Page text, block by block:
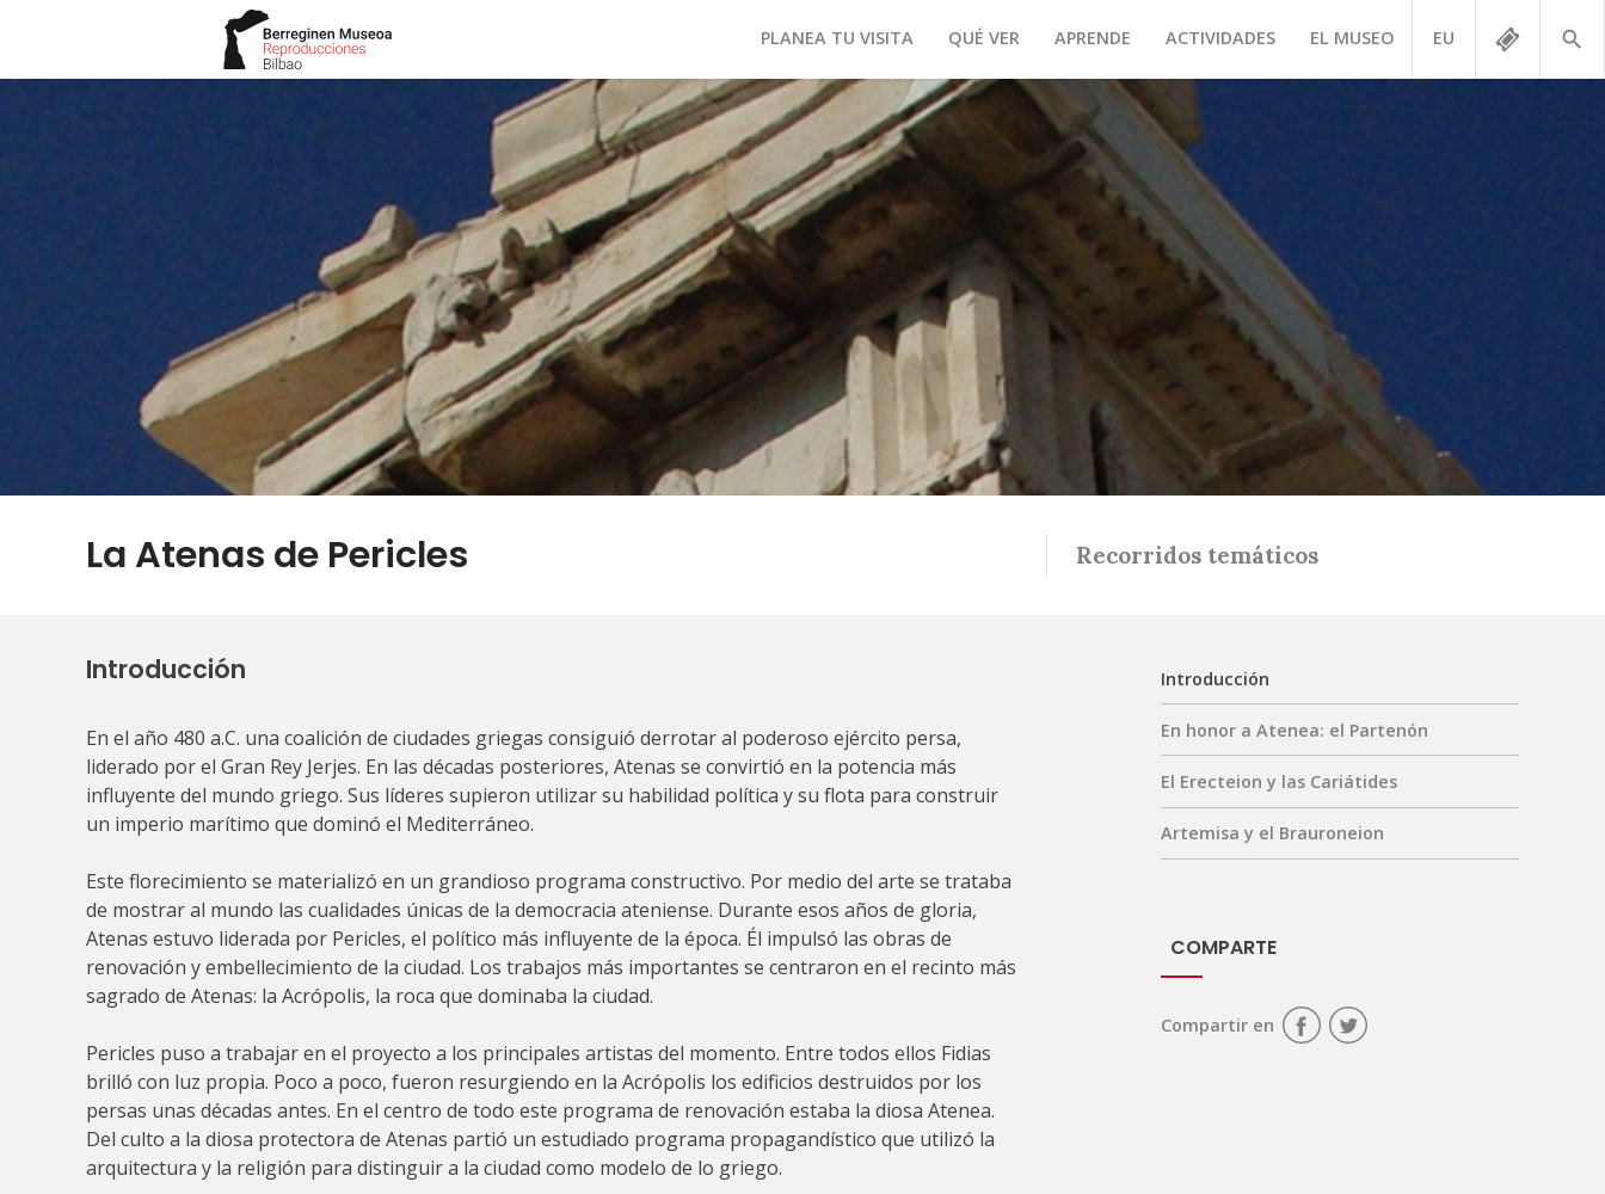
EU
PLANEA TU VISITA QUÉ VER APRENDE ACTIVIDADES EL MUSEO
La Atenas de Pericles Recorridos temáticos
Introducción
En el año 480 a.C. una coalición de ciudades griegas consiguió derrotar al poderoso ejército persa,
liderado por el Gran Rey Jerjes. En las décadas posteriores, Atenas se convirtió en la potencia más
influyente del mundo griego. Sus líderes supieron utilizar su habilidad política y su flota para construir
un imperio marítimo que dominó el Mediterráneo.
Este florecimiento se materializó en un grandioso programa constructivo. Por medio del arte se trataba
de mostrar al mundo las cualidades únicas de la democracia ateniense. Durante esos años de gloria,
Atenas estuvo liderada por Pericles, el político más influyente de la época. Él impulsó las obras de
renovación y embellecimiento de la ciudad. Los trabajos más importantes se centraron en el recinto más
sagrado de Atenas: la Acrópolis, la roca que dominaba la ciudad.
Pericles puso a trabajar en el proyecto a los principales artistas del momento. Entre todos ellos Fidias
brilló con luz propia. Poco a poco, fueron resurgiendo en la Acrópolis los edificios destruidos por los
persas unas décadas antes. En el centro de todo este programa de renovación estaba la diosa Atenea.
Del culto a la diosa protectora de Atenas partió un estudiado programa propagandístico que utilizó la
arquitectura y la religión para distinguir a la ciudad como modelo de lo griego.
Introducción
En honor a Atenea: el Partenón
El Erecteion y las Cariátides
Artemisa y el Brauroneion
COMPARTE
Compartir en